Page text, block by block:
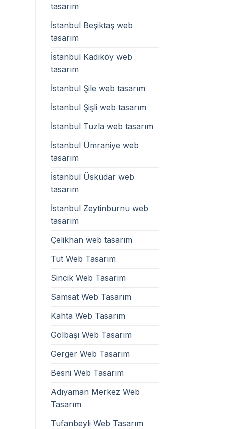
tasarım
İstanbul Beşiktaş web
tasarım
İstanbul Kadıköy web
tasarım
İstanbul Şile web tasarım
İstanbul Şişli web tasarım
İstanbul Tuzla web tasarım
İstanbul Ümraniye web
tasarım
İstanbul Üsküdar web
tasarım
İstanbul Zeytinburnu web
tasarım
Çelikhan web tasarım
Tut Web Tasarım
Sincik Web Tasarım
Samsat Web Tasarım
Kahta Web Tasarım
Gölbaşı Web Tasarım
Gerger Web Tasarım
Besni Web Tasarım
Adıyaman Merkez Web
Tasarım
Tufanbeyli Web Tasarım